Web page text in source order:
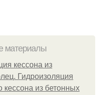
материалы
кессона из
Гидроизоляция
кессона из бетонных